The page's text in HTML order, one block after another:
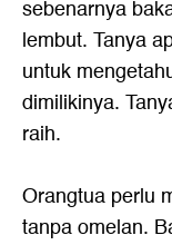
sebenarnya
lembut. Tanya
untuk
dimilikinya.
raih.
Orangtua perlu
tanpa omelan.